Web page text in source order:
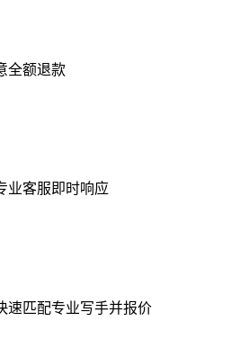
全额退款
业客服即时响应
速匹配专业写手并报价